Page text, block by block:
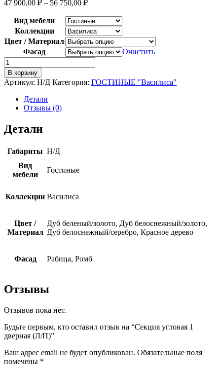
47 900,00 ₽ – 56 750,00 ₽
Вид мебели
Коллекции
Цвет / Материал
Фасад
Очистить
Количество
товара
Секция
угловая
дверная
П)
В корзину
Артикул: Н/Д Категория: ГОСТИНЫЕ "Василиса"
Детали
Отзывы (0)
Детали
Габариты Н/Д
Вид
мебели
Гостиные
Коллекции Василиса
Цвет /
Материал
Дуб беленый/золото, Дуб белоснежный/золото,
Дуб белоснежный/серебро, Красное дерево
Фасад Рабица, Ромб
Отзывы
Отзывов пока нет.
Будьте первым, кто оставил отзыв на “Секция угловая 1
дверная (Л/П)”
Ваш адрес email не будет опубликован. Обязательные поля
помечены *